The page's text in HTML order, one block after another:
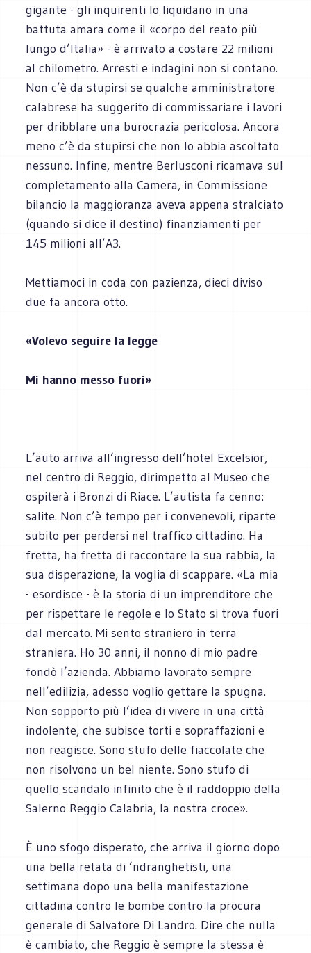
gigante - gli inquirenti lo liquidano in una
battuta amara come il «corpo del reato più
lungo d’Italia» - è arrivato a costare 22 milioni
al chilometro. Arresti e indagini non si contano.
Non c’è da stupirsi se qualche amministratore
calabrese ha suggerito di commissariare i lavori
per dribblare una burocrazia pericolosa. Ancora
meno c’è da stupirsi che non lo abbia ascoltato
nessuno. Infine, mentre Berlusconi ricamava sul
completamento alla Camera, in Commissione
bilancio la maggioranza aveva appena stralciato
(quando si dice il destino) finanziamenti per
145 milioni all’A3.
Mettiamoci in coda con pazienza, dieci diviso
due fa ancora otto.
«Volevo seguire la legge
Mi hanno messo fuori»
L’auto arriva all’ingresso dell’hotel Excelsior,
nel centro di Reggio, dirimpetto al Museo che
ospiterà i Bronzi di Riace. L’autista fa cenno:
salite. Non c’è tempo per i convenevoli, riparte
subito per perdersi nel traffico cittadino. Ha
fretta, ha fretta di raccontare la sua rabbia, la
sua disperazione, la voglia di scappare. «La mia
- esordisce - è la storia di un imprenditore che
per rispettare le regole e lo Stato si trova fuori
dal mercato. Mi sento straniero in terra
straniera. Ho 30 anni, il nonno di mio padre
fondò l’azienda. Abbiamo lavorato sempre
nell’edilizia, adesso voglio gettare la spugna.
Non sopporto più l’idea di vivere in una città
indolente, che subisce torti e sopraffazioni e
non reagisce. Sono stufo delle fiaccolate che
non risolvono un bel niente. Sono stufo di
quello scandalo infinito che è il raddoppio della
Salerno Reggio Calabria, la nostra croce».
È uno sfogo disperato, che arriva il giorno dopo
una bella retata di ’ndranghetisti, una
settimana dopo una bella manifestazione
cittadina contro le bombe contro la procura
generale di Salvatore Di Landro. Dire che nulla
è cambiato, che Reggio è sempre la stessa è